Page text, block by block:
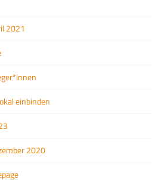
2021
einbinden
2020